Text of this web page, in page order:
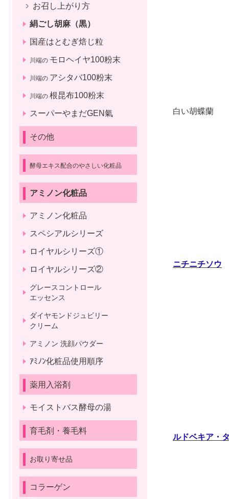
白い胡蝶蘭
ニチニチソウ
ルドベキア・
お召し上がり方
絹ごし胡麻（黒）
国産はとむぎ焙じ粒
川端の モロヘイヤ100粉末
川端の アシタバ100粉末
川端の 根昆布100粉末
スーパーやまだGEN氣
その他
酵母エキス配合のやさしい化粧品
アミノン化粧品
アミノン化粧品
スペシアルシリーズ
ロイヤルシリーズ①
ロイヤルシリーズ②
グレースコントロール
エッセンス
ダイヤモンドジュビリー
クリーム
アミノン 洗顔パウダー
ｱﾐﾉﾝ化粧品使用順序
薬用入浴剤
モイストバス酵母の湯
育毛剤・養毛料
お取り寄せ品
コラーゲン